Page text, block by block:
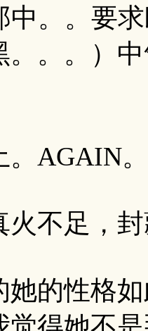
中。。要
。。。）
。AGAIN。
火不足，
她的性格